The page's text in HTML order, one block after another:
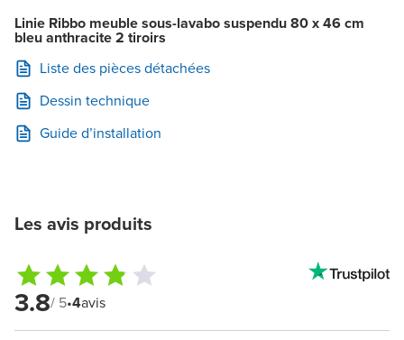
Linie Ribbo meuble sous-lavabo suspendu 80 x 46 cm
bleu anthracite 2 tiroirs
Liste des pièces détachées
Dessin technique
Guide d’installation
Les avis produits
3.8/ 5•4avis